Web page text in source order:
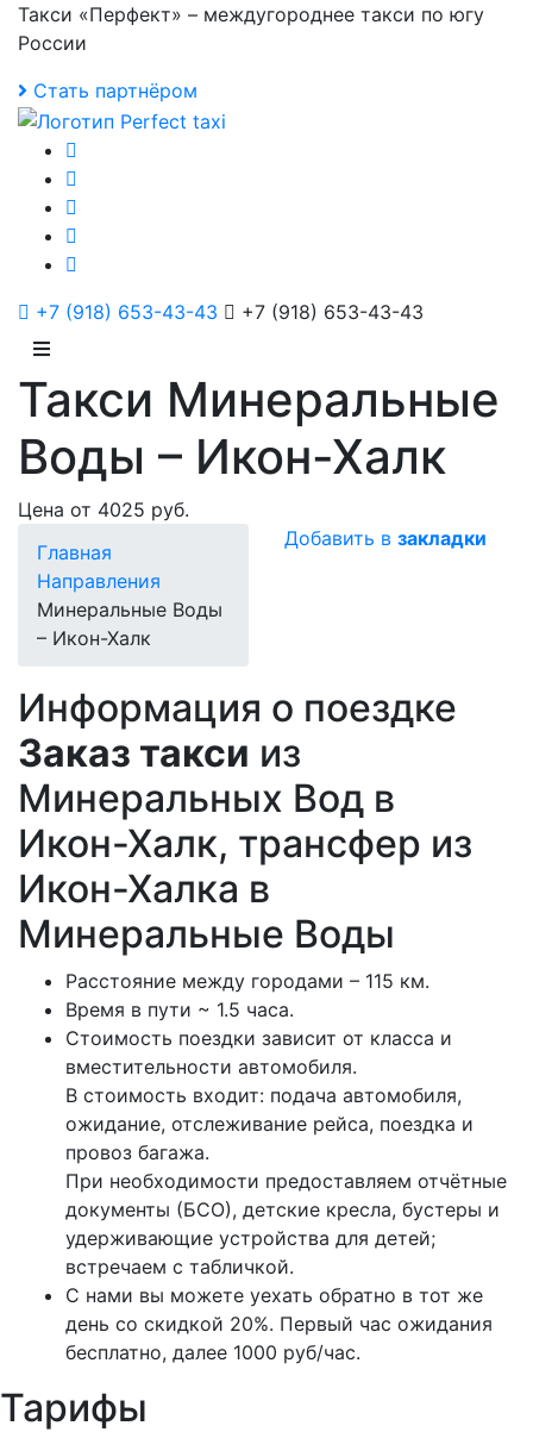
Такси «Перфект» – междугороднее такси по югу
России
Стать партнёром
+7 (918) 653-43-43 +7 (918) 653-43-43
Такси Минеральные
Воды – Икон-Халк
Цена от 4025 руб.
Главная
Направления
Минеральные Воды
– Икон-Халк
Добавить в закладки
Информация о поездке
Заказ такси из
Минеральных Вод в
Икон-Халк, трансфер из
Икон-Халка в
Минеральные Воды
Расстояние между городами – 115 км.
Время в пути ~ 1.5 часа.
Стоимость поездки зависит от класса и
вместительности автомобиля.
В стоимость входит: подача автомобиля,
ожидание, отслеживание рейса, поездка и
провоз багажа.
При необходимости предоставляем отчётные
документы (БСО), детские кресла, бустеры и
удерживающие устройства для детей;
встречаем с табличкой.
С нами вы можете уехать обратно в тот же
день со скидкой 20%. Первый час ожидания
бесплатно, далее 1000 руб/час.
Тарифы